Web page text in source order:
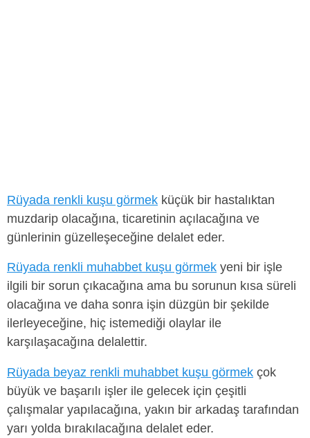
Rüyada renkli kuşu görmek küçük bir hastalıktan
muzdarip olacağına, ticaretinin açılacağına ve
günlerinin güzelleşeceğine delalet eder.
Rüyada renkli muhabbet kuşu görmek yeni bir işle
ilgili bir sorun çıkacağına ama bu sorunun kısa süreli
olacağına ve daha sonra işin düzgün bir şekilde
ilerleyeceğine, hiç istemediği olaylar ile
karşılaşacağına delalettir.
Rüyada beyaz renkli muhabbet kuşu görmek çok
büyük ve başarılı işler ile gelecek için çeşitli
çalışmalar yapılacağına, yakın bir arkadaş tarafından
yarı yolda bırakılacağına delalet eder.